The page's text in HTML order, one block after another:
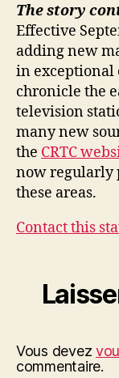
The story
Effective
adding new
in exceptional
chronicle the
television
many new
the CRTC
now regularly
these areas.
Contact this
Vous devez
commentaire.